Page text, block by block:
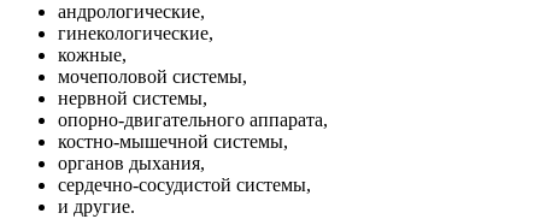
андрологические,
гинекологические,
кожные,
мочеполовой системы,
нервной системы,
опорно-двигательного аппарата,
костно-мышечной системы,
органов дыхания,
сердечно-сосудистой системы,
и другие.